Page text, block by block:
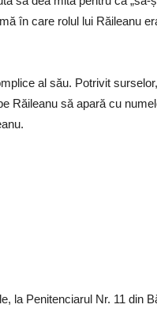
în care rolul lui Răileanu
al său. Potrivit
Răileanu să apară cu
la Penitenciarul Nr. 11 din